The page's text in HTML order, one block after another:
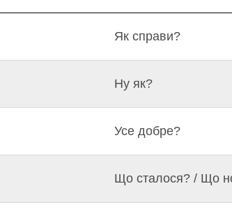
Як справи?
Ну як?
Усе добре?
Що сталося? / Що